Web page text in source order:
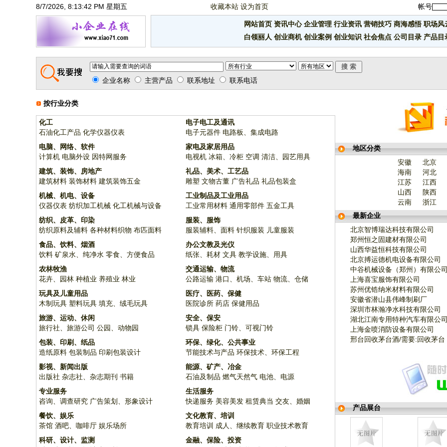
8/7/2026, 8:13:42 PM 星期五 收藏本站 设为首页 帐号
网站首页 资讯中心 企业管理 行业资讯 营销技巧 商海感悟 职场风
白领丽人 创业商机 创业案例 创业知识 社会焦点 公司目录 产品目
企业名称 主营产品 联系地址 联系电话
按行业分类
化工
石油化工产品 化学仪器仪表
电子电工及通讯
电子元器件 电路板、集成电路
电脑、网络、软件
计算机 电脑外设 因特网服务
家电及家居用品
电视机 冰箱、冷柜 空调 清洁、园艺用具
建筑、装饰、房地产
建筑材料 装饰材料 建筑装饰五金
礼品、美术、工艺品
雕塑 文物古董 广告礼品 礼品包装盒
机械、机电、设备
仪器仪表 纺织加工机械 化工机械与设备
工业制品及工业用品
工业常用材料 通用零部件 五金工具
纺织、皮革、印染
纺织原料及辅料 各种材料织物 布匹面料
服装、服饰
服装辅料、面料 针织服装 儿童服装
食品、饮料、烟酒
饮料 矿泉水、纯净水 零食、方便食品
办公文教及光仪
纸张、耗材 文具 教学设施、用具
农林牧渔
花卉、园林 种植业 养殖业 林业
交通运输、物流
公路运输 港口、机场、车站 物流、仓储
玩具及儿童用品
木制玩具 塑料玩具 填充、绒毛玩具
医疗、医药、保健
医院诊所 药店 保健用品
旅游、运动、休闲
旅行社、旅游公司 公园、动物园
安全、保安
锁具 保险柜 门铃、可视门铃
包装、印刷、纸品
造纸原料 包装制品 印刷包装设计
环保、绿化、公共事业
节能技术与产品 环保技术、环保工程
影视、新闻出版
出版社 杂志社、杂志期刊 书籍
能源、矿产、冶金
石油及制品 燃气天然气 电池、电源
专业服务
咨询、调查研究 广告策划、形象设计
生活服务
快递服务 美容美发 租赁典当 交友、婚姻
餐饮、娱乐
茶馆 酒吧、咖啡厅 娱乐场所
文化教育、培训
教育培训 成人、继续教育 职业技术教育
科研、设计、监测
金融、保险、投资
地区分类
安徽
北京
海南
河北
江苏
江西
山西
陕西
云南
浙江
最新企业
北京智博瑞达科技有限公司
郑州恒之固建材有限公司
山西华益恒科技有限公司
北京搏运德机电设备有限公司
中谷机械设备（郑州）有限公
上海喜宝服饰有限公司
苏州优锆纳米材料有限公司
安徽省潜山县伟峰制刷厂
深圳市林瀚净水科技有限公司
湖北江南专用特种汽车有限公
上海金喷消防设备有限公司
邢台回收茅台酒/需要:回收茅台
产品展台